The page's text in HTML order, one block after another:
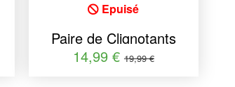
Epuisé
Paire de Clignotants
LEDS type Séquentiel
14,99 € 19,99 €